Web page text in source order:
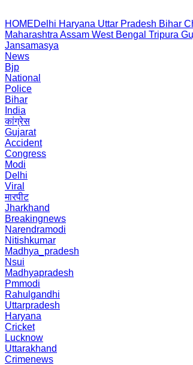
HOMEDelhi Haryana Uttar Pradesh Bihar
Maharashtra Assam West Bengal Tripura
Jansamasya
News
Bjp
National
Police
Bihar
India
कांग्रेस
Gujarat
Accident
Congress
Modi
Delhi
Viral
मारपीट
Jharkhand
Breakingnews
Narendramodi
Nitishkumar
Madhya_pradesh
Nsui
Madhyapradesh
Pmmodi
Rahulgandhi
Uttarpradesh
Haryana
Cricket
Lucknow
Uttarakhand
Crimenews